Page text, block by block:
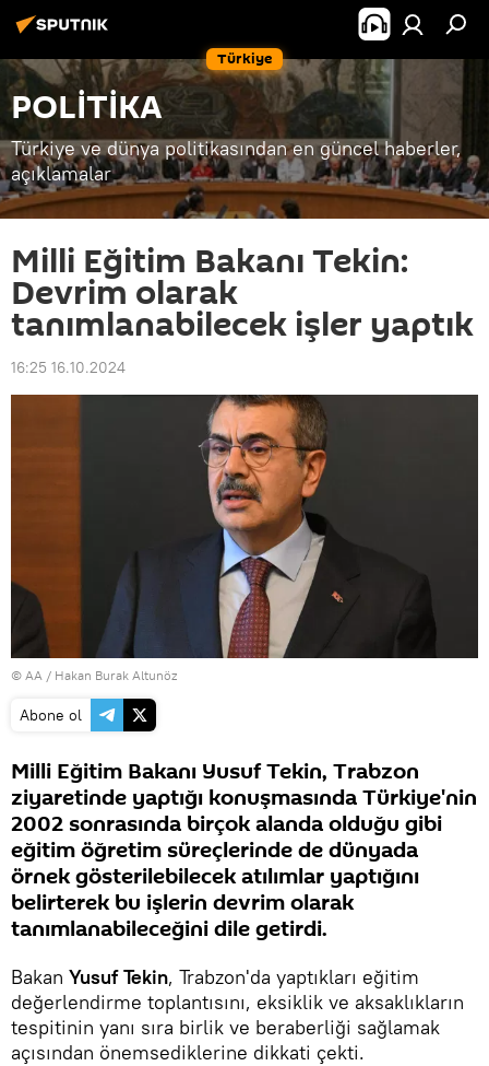
Türkiye
POLİTİKA
Türkiye ve dünya politikasından en güncel haberler,
açıklamalar
Milli Eğitim Bakanı Tekin:
Devrim olarak
tanımlanabilecek işler yaptık
16:25 16.10.2024
© AA / Hakan Burak Altunöz
Abone ol
Milli Eğitim Bakanı Yusuf Tekin, Trabzon
ziyaretinde yaptığı konuşmasında Türkiye'nin
2002 sonrasında birçok alanda olduğu gibi
eğitim öğretim süreçlerinde de dünyada
örnek gösterilebilecek atılımlar yaptığını
belirterek bu işlerin devrim olarak
tanımlanabileceğini dile getirdi.
Bakan Yusuf Tekin, Trabzon'da yaptıkları eğitim
değerlendirme toplantısını, eksiklik ve aksaklıkların
tespitinin yanı sıra birlik ve beraberliği sağlamak
açısından önemsediklerine dikkati çekti.